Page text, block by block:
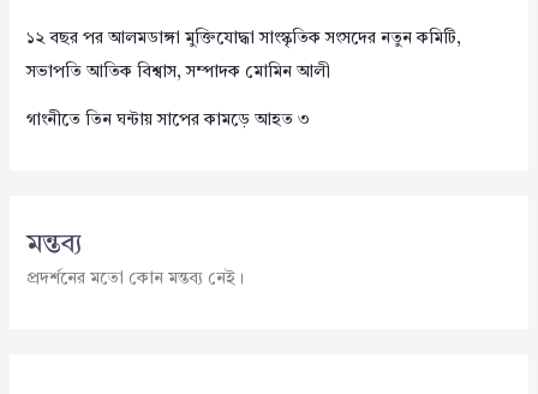
১২ বছর পর আলমডাঙ্গা মুক্তিযোদ্ধা সাংস্কৃতিক সংসদের নতুন কমিটি,
সভাপতি আতিক বিশ্বাস, সম্পাদক মোমিন আলী
গাংনীতে তিন ঘন্টায় সাপের কামড়ে আহত ৩
মন্তব্য
প্রদর্শনের মতো কোন মন্তব্য নেই।